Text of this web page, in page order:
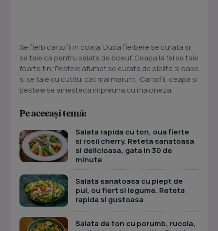
Se fierb cartofii in coaja. Dupa fierbere se curata si
se taie ca pentru salata de boeuf. Ceapa la fel se taie
foarte fin; Pestele afumat se curata de pielita si oase
si se taie cu cutitul cat mai marunt; Cartofii, ceapa si
pestele se amesteca impreuna cu maioneza.
Pe aceeași temă:
Salata rapida cu ton, oua fierte
si rosii cherry. Reteta sanatoasa
si delicioasa, gata in 30 de
minute
Salata sanatoasa cu piept de
pui, ou fiert si legume. Reteta
rapida si gustoasa
Salata de ton cu porumb, rucola,